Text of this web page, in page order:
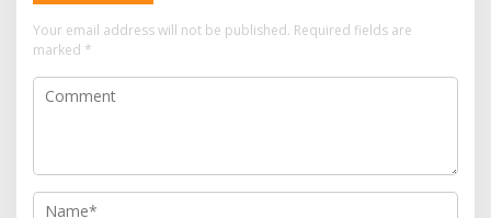
Your email address will not be published. Required fields are
marked *